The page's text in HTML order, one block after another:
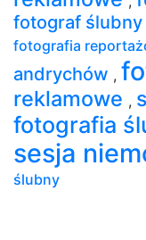
fotograf ślubny
fotografia
andrychów ,
reklamowe ,
fotografia
sesja
ślubny